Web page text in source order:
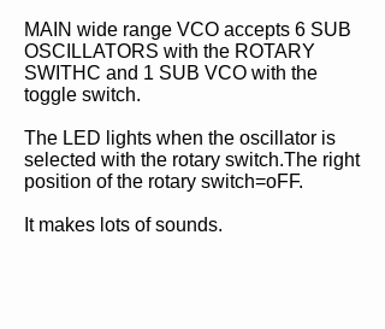
MAIN wide range VCO accepts 6 SUB
OSCILLATORS with the ROTARY
SWITHC and 1 SUB VCO with the
toggle switch.
The LED lights when the oscillator is
selected with the rotary switch.The right
position of the rotary switch=oFF.
It makes lots of sounds.